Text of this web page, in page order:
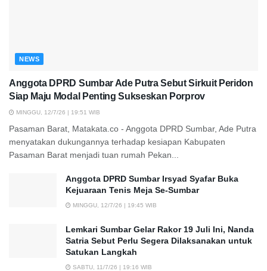
NEWS
Anggota DPRD Sumbar Ade Putra Sebut Sirkuit Peridon
Siap Maju Modal Penting Sukseskan Porprov
MINGGU, 12/7/26 | 19:51 WIB
Pasaman Barat, Matakata.co - Anggota DPRD Sumbar, Ade Putra
menyatakan dukungannya terhadap kesiapan Kabupaten
Pasaman Barat menjadi tuan rumah Pekan...
Anggota DPRD Sumbar Irsyad Syafar Buka
Kejuaraan Tenis Meja Se-Sumbar
MINGGU, 12/7/26 | 19:45 WIB
Lemkari Sumbar Gelar Rakor 19 Juli Ini, Nanda
Satria Sebut Perlu Segera Dilaksanakan untuk
Satukan Langkah
SABTU, 11/7/26 | 19:16 WIB